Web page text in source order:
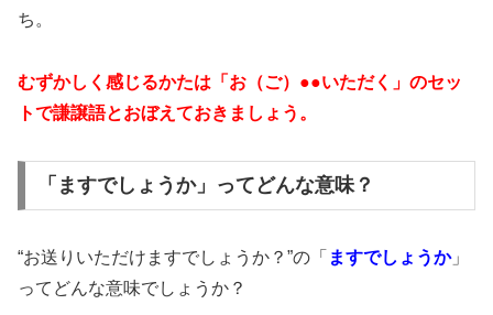
ち。
むずかしく感じるかたは「お（ご）●●いただく」のセッ
トで謙譲語とおぼえておきましょう。
「ますでしょうか」ってどんな意味？
“お送りいただけますでしょうか？”の「 ますでしょうか」
ってどんな意味でしょうか？